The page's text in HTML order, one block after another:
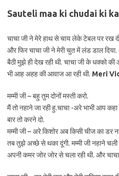
Sauteli maa ki chudai ki
चाचा जी ने मेरे हाथ से चाय लेके टेबल पर रख
और फिर चाचा जी ने मेरी चुत में लंड डाल
बैठी मुझे ही देख रही थी. चाचा जी के धक्को
भी आह अहह की आवाज आ रही थी. Meri
मम्मी जी – बहु तुम दोनों मस्ती करो.
मैं तो नहाने जा रही हु.चाचा -अरे भाभी आप
बार तो करने दो.
मम्मी जी – अरे किशोर अब किसी चीज का डर
तब तुझे अच्छे से थका दूंगी. मम्मी जी नहाने
अपनी कमर जोर जोर से चला रही थी. और